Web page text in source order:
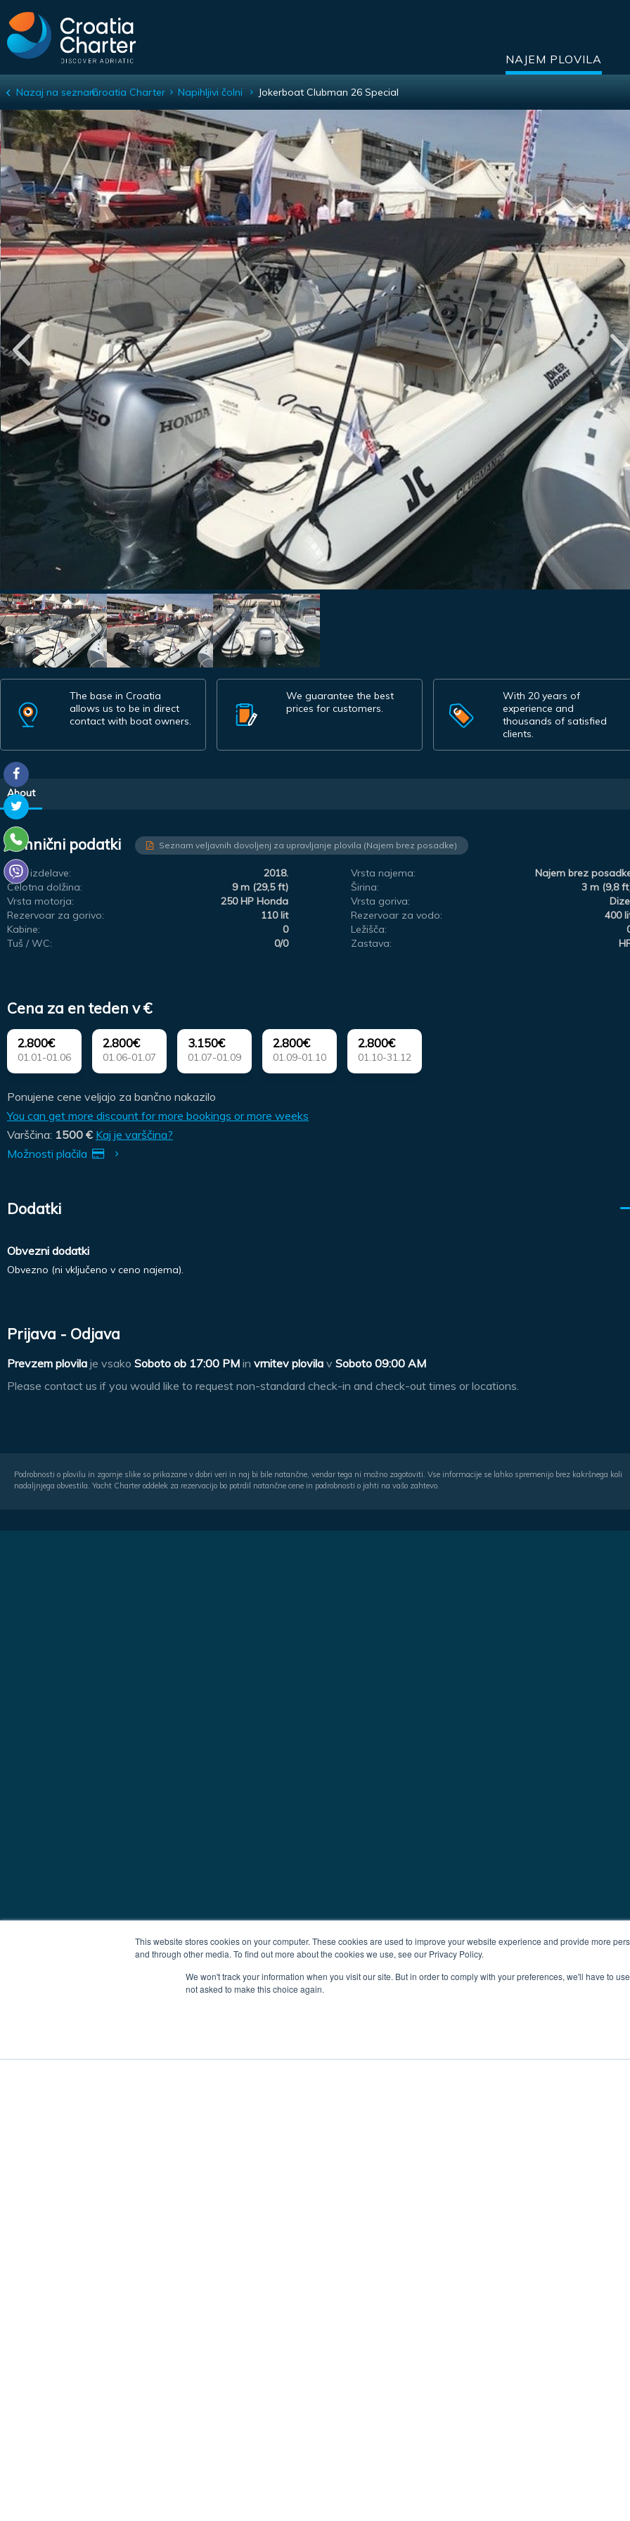
This website stores cookies on your computer. These cookies are used to improve your website experience and provide more
and through other media. To find out more about the cookies we use, see our Privacy Policy.
We won't track your information when you visit our site. But in order to comply with your preferences, we'll have to
not asked to make this choice again.
NAJEM PLOVILA
Jokerboat Clubman 26 Special
Nazaj na seznamCroatia Charter Napihljivi čolni Jokerboat Clubman 26 Special
The base in Croatia
allows us to be in direct
contact with boat owners.
We guarantee the best
prices for customers.
With 20 years of
experience and
thousands of satisfied
clients.
About
Tehnični podatki Seznam veljavnih dovoljenj za upravljanje plovila (Najem brez posadke)
Leto izdelave: 2018. Vrsta najema:
Najem brez
Celotna dolžina:
9 m (29,5 ft) Širina:
3 m (9,8
Vrsta motorja:
250 HP Honda Vrsta goriva:
Rezervoar za gorivo:
110 lit Rezervoar za vodo:
400
Kabine:
0 Ležišča:
Tuš / WC:
0/0 Zastava:
Cena za en teden v €
2.800€
01.01-01.06
2.800€
01.06-01.07
3.150€
01.07-01.09
2.800€
01.09-01.10
2.800€
01.10-31.12
Ponujene cene veljajo za bančno nakazilo
You can get more discount for more bookings or more weeks
Varščina: 1500 € Kaj je varščina?
Možnosti plačila
Dodatki
Obvezni dodatki
Obvezno (ni vključeno v ceno najema).
Prijava - Odjava
Prevzem plovila je vsako Soboto ob 17:00 PM in vrnitev plovila v Soboto 09:00 AM
Please contact us if you would like to request non-standard check-in and check-out times or locations.
Podrobnosti o plovilu in zgornje slike so prikazane v dobri veri in naj bi bile natančne, vendar tega ni možno zagotoviti. Vse informacije se lahko spremenijo brez kakršnega koli
nadaljnjega obvestila. Yacht Charter oddelek za rezervacijo bo potrdil natančne cene in podrobnosti o jahti na vašo zahtevo.